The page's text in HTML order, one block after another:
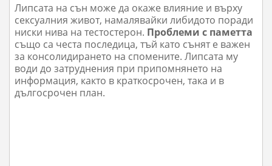
Липсата на сън може да окаже влияние и върху
сексуалния живот, намалявайки либидото поради
ниски нива на тестостерон. Проблеми с паметта
също са честа последица, тъй като сънят е важен
за консолидирането на спомените. Липсата му
води до затруднения при припомнянето на
информация, както в краткосрочен, така и в
дългосрочен план.